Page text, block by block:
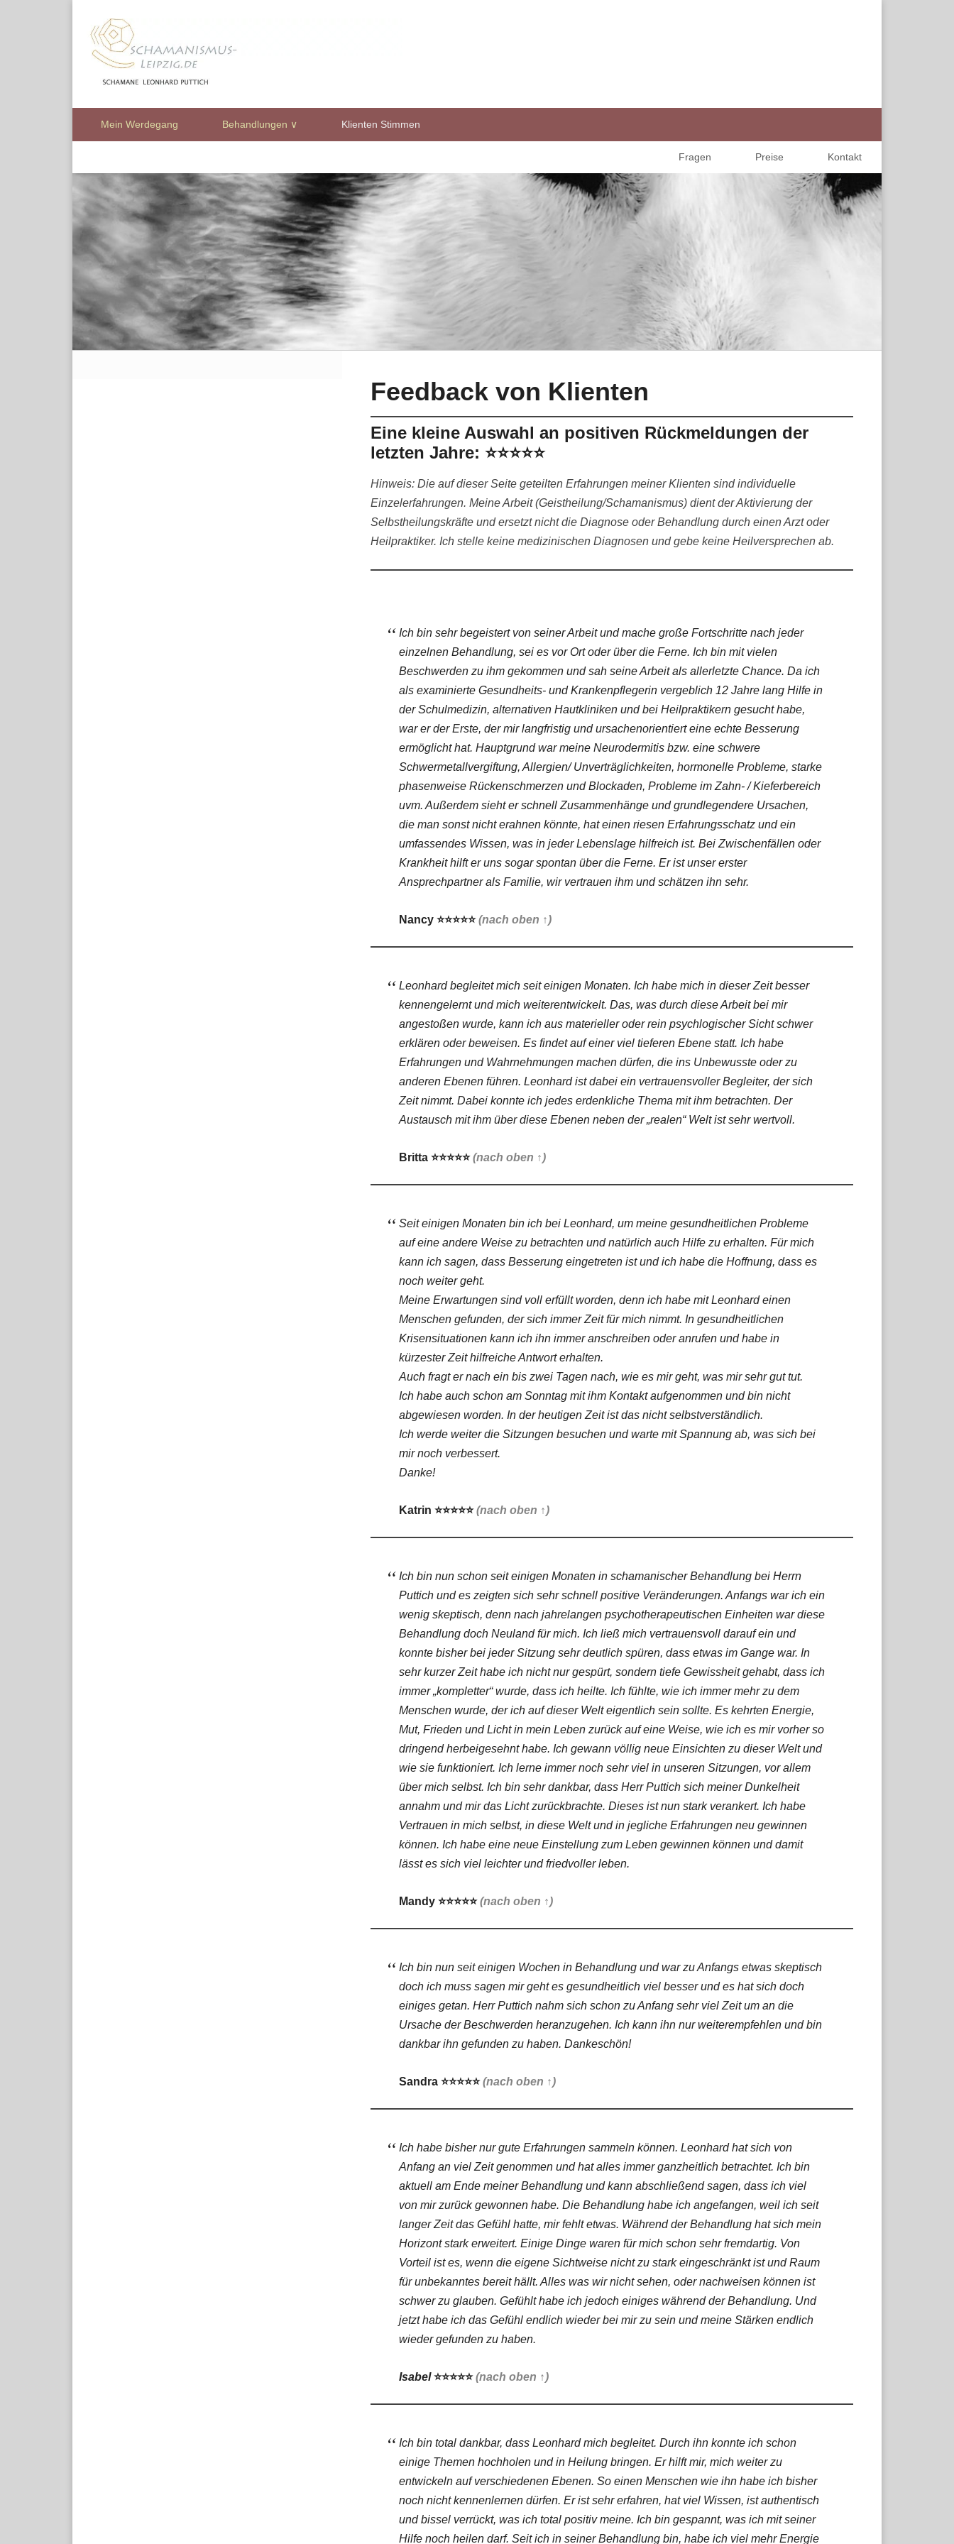
Mein Werdegang Behandlungen ∨ Klienten Stimmen
Fragen Preise Kontakt
Feedback von Klienten
Eine kleine Auswahl an positiven Rückmeldungen der
letzten Jahre: ⭐⭐⭐⭐⭐
Hinweis: Die auf dieser Seite geteilten Erfahrungen meiner Klienten sind individuelle
Einzelerfahrungen. Meine Arbeit (Geistheilung/Schamanismus) dient der Aktivierung der
Selbstheilungskräfte und ersetzt nicht die Diagnose oder Behandlung durch einen Arzt oder
Heilpraktiker. Ich stelle keine medizinischen Diagnosen und gebe keine Heilversprechen ab.
Ich bin sehr begeistert von seiner Arbeit und mache große Fortschritte nach jeder
einzelnen Behandlung, sei es vor Ort oder über die Ferne. Ich bin mit vielen
Beschwerden zu ihm gekommen und sah seine Arbeit als allerletzte Chance. Da ich
als examinierte Gesundheits- und Krankenpflegerin vergeblich 12 Jahre lang Hilfe in
der Schulmedizin, alternativen Hautkliniken und bei Heilpraktikern gesucht habe,
war er der Erste, der mir langfristig und ursachenorientiert eine echte Besserung
ermöglicht hat. Hauptgrund war meine Neurodermitis bzw. eine schwere
Schwermetallvergiftung, Allergien/ Unverträglichkeiten, hormonelle Probleme, starke
phasenweise Rückenschmerzen und Blockaden, Probleme im Zahn- / Kieferbereich
uvm. Außerdem sieht er schnell Zusammenhänge und grundlegendere Ursachen,
die man sonst nicht erahnen könnte, hat einen riesen Erfahrungsschatz und ein
umfassendes Wissen, was in jeder Lebenslage hilfreich ist. Bei Zwischenfällen oder
Krankheit hilft er uns sogar spontan über die Ferne. Er ist unser erster
Ansprechpartner als Familie, wir vertrauen ihm und schätzen ihn sehr.
Nancy ⭐⭐⭐⭐⭐ (nach oben ↑)
Leonhard begleitet mich seit einigen Monaten. Ich habe mich in dieser Zeit besser
kennengelernt und mich weiterentwickelt. Das, was durch diese Arbeit bei mir
angestoßen wurde, kann ich aus materieller oder rein psychlogischer Sicht schwer
erklären oder beweisen. Es findet auf einer viel tieferen Ebene statt. Ich habe
Erfahrungen und Wahrnehmungen machen dürfen, die ins Unbewusste oder zu
anderen Ebenen führen. Leonhard ist dabei ein vertrauensvoller Begleiter, der sich
Zeit nimmt. Dabei konnte ich jedes erdenkliche Thema mit ihm betrachten. Der
Austausch mit ihm über diese Ebenen neben der „realen“ Welt ist sehr wertvoll.
Britta ⭐⭐⭐⭐⭐ (nach oben ↑)
Seit einigen Monaten bin ich bei Leonhard, um meine gesundheitlichen Probleme
auf eine andere Weise zu betrachten und natürlich auch Hilfe zu erhalten. Für mich
kann ich sagen, dass Besserung eingetreten ist und ich habe die Hoffnung, dass es
noch weiter geht.
Meine Erwartungen sind voll erfüllt worden, denn ich habe mit Leonhard einen
Menschen gefunden, der sich immer Zeit für mich nimmt. In gesundheitlichen
Krisensituationen kann ich ihn immer anschreiben oder anrufen und habe in
kürzester Zeit hilfreiche Antwort erhalten.
Auch fragt er nach ein bis zwei Tagen nach, wie es mir geht, was mir sehr gut tut.
Ich habe auch schon am Sonntag mit ihm Kontakt aufgenommen und bin nicht
abgewiesen worden. In der heutigen Zeit ist das nicht selbstverständlich.
Ich werde weiter die Sitzungen besuchen und warte mit Spannung ab, was sich bei
mir noch verbessert.
Danke!
Katrin ⭐⭐⭐⭐⭐ (nach oben ↑)
Ich bin nun schon seit einigen Monaten in schamanischer Behandlung bei Herrn
Puttich und es zeigten sich sehr schnell positive Veränderungen. Anfangs war ich ein
wenig skeptisch, denn nach jahrelangen psychotherapeutischen Einheiten war diese
Behandlung doch Neuland für mich. Ich ließ mich vertrauensvoll darauf ein und
konnte bisher bei jeder Sitzung sehr deutlich spüren, dass etwas im Gange war. In
sehr kurzer Zeit habe ich nicht nur gespürt, sondern tiefe Gewissheit gehabt, dass ich
immer „kompletter“ wurde, dass ich heilte. Ich fühlte, wie ich immer mehr zu dem
Menschen wurde, der ich auf dieser Welt eigentlich sein sollte. Es kehrten Energie,
Mut, Frieden und Licht in mein Leben zurück auf eine Weise, wie ich es mir vorher so
dringend herbeigesehnt habe. Ich gewann völlig neue Einsichten zu dieser Welt und
wie sie funktioniert. Ich lerne immer noch sehr viel in unseren Sitzungen, vor allem
über mich selbst. Ich bin sehr dankbar, dass Herr Puttich sich meiner Dunkelheit
annahm und mir das Licht zurückbrachte. Dieses ist nun stark verankert. Ich habe
Vertrauen in mich selbst, in diese Welt und in jegliche Erfahrungen neu gewinnen
können. Ich habe eine neue Einstellung zum Leben gewinnen können und damit
lässt es sich viel leichter und friedvoller leben.
Mandy ⭐⭐⭐⭐⭐ (nach oben ↑)
Ich bin nun seit einigen Wochen in Behandlung und war zu Anfangs etwas skeptisch
doch ich muss sagen mir geht es gesundheitlich viel besser und es hat sich doch
einiges getan. Herr Puttich nahm sich schon zu Anfang sehr viel Zeit um an die
Ursache der Beschwerden heranzugehen. Ich kann ihn nur weiterempfehlen und bin
dankbar ihn gefunden zu haben. Dankeschön!
Sandra ⭐⭐⭐⭐⭐ (nach oben ↑)
Ich habe bisher nur gute Erfahrungen sammeln können. Leonhard hat sich von
Anfang an viel Zeit genommen und hat alles immer ganzheitlich betrachtet. Ich bin
aktuell am Ende meiner Behandlung und kann abschließend sagen, dass ich viel
von mir zurück gewonnen habe. Die Behandlung habe ich angefangen, weil ich seit
langer Zeit das Gefühl hatte, mir fehlt etwas. Während der Behandlung hat sich mein
Horizont stark erweitert. Einige Dinge waren für mich schon sehr fremdartig. Von
Vorteil ist es, wenn die eigene Sichtweise nicht zu stark eingeschränkt ist und Raum
für unbekanntes bereit hällt. Alles was wir nicht sehen, oder nachweisen können ist
schwer zu glauben. Gefühlt habe ich jedoch einiges während der Behandlung. Und
jetzt habe ich das Gefühl endlich wieder bei mir zu sein und meine Stärken endlich
wieder gefunden zu haben.
Isabel ⭐⭐⭐⭐⭐ (nach oben ↑)
Ich bin total dankbar, dass Leonhard mich begleitet. Durch ihn konnte ich schon
einige Themen hochholen und in Heilung bringen. Er hilft mir, mich weiter zu
entwickeln auf verschiedenen Ebenen. So einen Menschen wie ihn habe ich bisher
noch nicht kennenlernen dürfen. Er ist sehr erfahren, hat viel Wissen, ist authentisch
und bissel verrückt, was ich total positiv meine. Ich bin gespannt, was ich mit seiner
Hilfe noch heilen darf. Seit ich in seiner Behandlung bin, habe ich viel mehr Energie